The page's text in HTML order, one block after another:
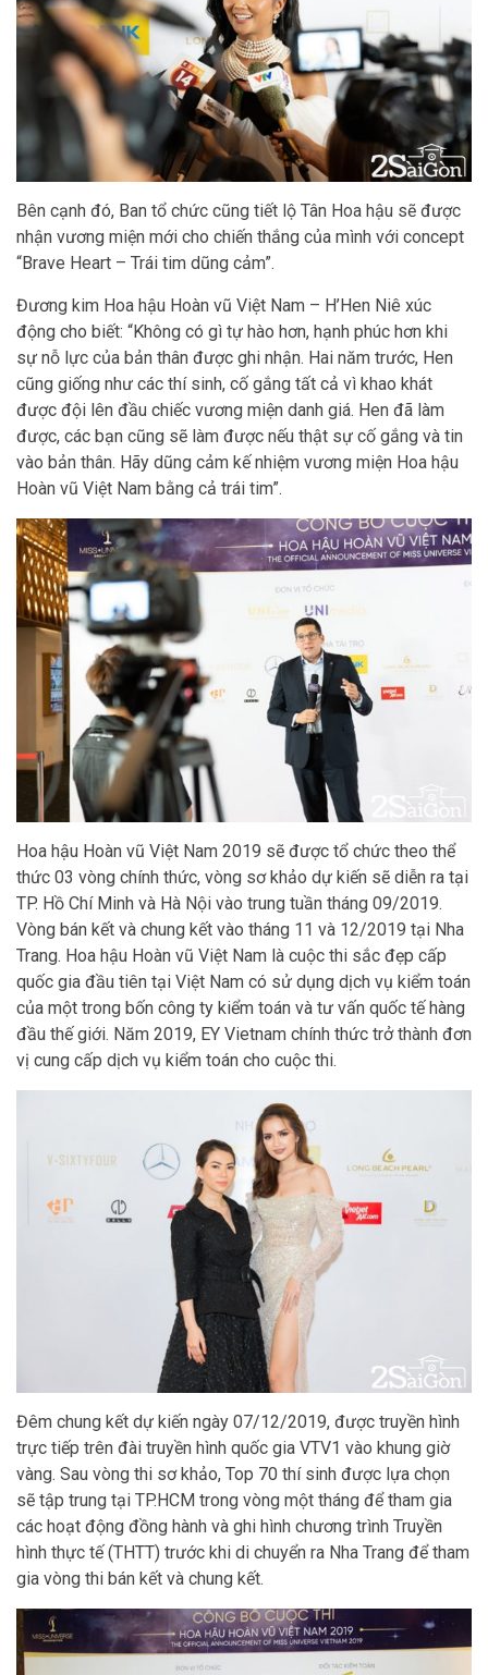
Bên cạnh đó, Ban tổ chức cũng tiết lộ Tân Hoa hậu sẽ được
nhận vương miện mới cho chiến thắng của mình với concept
“Brave Heart – Trái tim dũng cảm”.
Đương kim Hoa hậu Hoàn vũ Việt Nam – H’Hen Niê xúc
động cho biết: “Không có gì tự hào hơn, hạnh phúc hơn khi
sự nỗ lực của bản thân được ghi nhận. Hai năm trước, Hen
cũng giống như các thí sinh, cố gắng tất cả vì khao khát
được đội lên đầu chiếc vương miện danh giá. Hen đã làm
được, các bạn cũng sẽ làm được nếu thật sự cố gắng và tin
vào bản thân. Hãy dũng cảm kế nhiệm vương miện Hoa hậu
Hoàn vũ Việt Nam bằng cả trái tim”.
Hoa hậu Hoàn vũ Việt Nam 2019 sẽ được tổ chức theo thể
thức 03 vòng chính thức, vòng sơ khảo dự kiến sẽ diễn ra tại
TP. Hồ Chí Minh và Hà Nội vào trung tuần tháng 09/2019.
Vòng bán kết và chung kết vào tháng 11 và 12/2019 tại Nha
Trang. Hoa hậu Hoàn vũ Việt Nam là cuộc thi sắc đẹp cấp
quốc gia đầu tiên tại Việt Nam có sử dụng dịch vụ kiểm toán
của một trong bốn công ty kiểm toán và tư vấn quốc tế hàng
đầu thế giới. Năm 2019, EY Vietnam chính thức trở thành đơn
vị cung cấp dịch vụ kiểm toán cho cuộc thi.
Đêm chung kết dự kiến ngày 07/12/2019, được truyền hình
trực tiếp trên đài truyền hình quốc gia VTV1 vào khung giờ
vàng. Sau vòng thi sơ khảo, Top 70 thí sinh được lựa chọn
sẽ tập trung tại TP.HCM trong vòng một tháng để tham gia
các hoạt động đồng hành và ghi hình chương trình Truyền
hình thực tế (THTT) trước khi di chuyển ra Nha Trang để tham
gia vòng thi bán kết và chung kết.